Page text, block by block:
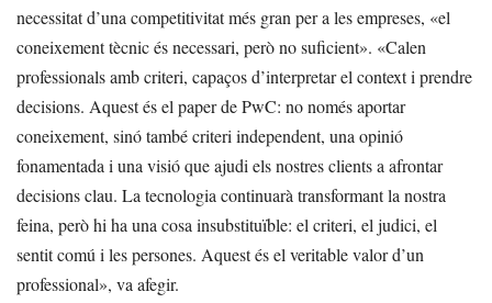
necessitat d’una competitivitat més gran per a les empreses, «el
coneixement tècnic és necessari, però no suficient». «Calen
professionals amb criteri, capaços d’interpretar el context i prendre
decisions. Aquest és el paper de PwC: no només aportar
coneixement, sinó també criteri independent, una opinió
fonamentada i una visió que ajudi els nostres clients a afrontar
decisions clau. La tecnologia continuarà transformant la nostra
feina, però hi ha una cosa insubstituïble: el criteri, el judici, el
sentit comú i les persones. Aquest és el veritable valor d’un
professional», va afegir.